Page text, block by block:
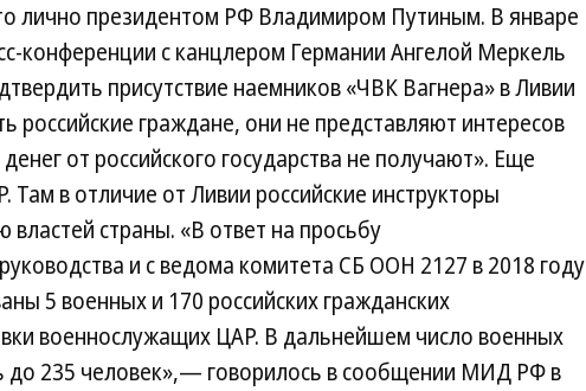
лично президентом РФ Владимиром Путиным. В январе
конференции с канцлером Германии Ангелой Меркель
присутствие наемников «ЧВК Вагнера» в Ливии
российские граждане, они не представляют интересов
денег от российского государства не получают». Еще
Там в отличие от Ливии российские инструкторы
страны. «В ответ на просьбу
и с ведома комитета СБ ООН 2127 в 2018 году
5 военных и 170 российских гражданских
военнослужащих ЦАР. В дальнейшем число военных
до 235 человек»,— говорилось в сообщении МИД РФ в